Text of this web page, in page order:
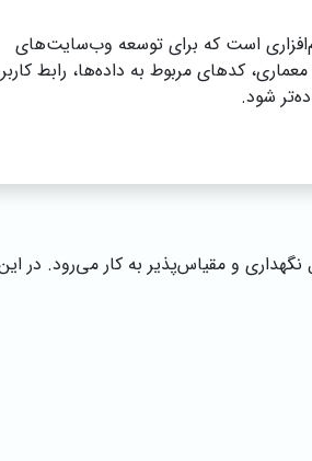
است که برای توسعه وب‌سایت‌های
کدهای مربوط به داده‌ها، رابط
شود.
و مقیاس‌پذیر به کار می‌رود. در